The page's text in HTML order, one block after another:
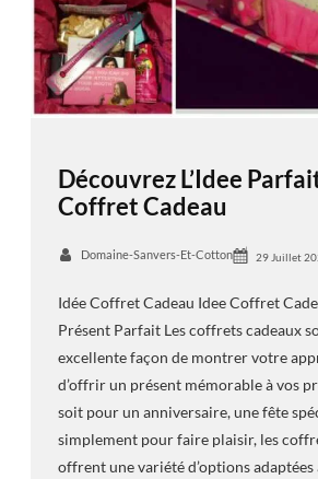
Découvrez L’Idee
Coffret Cadeau
Domaine-Sanvers-Et-Cotton 29 Juillet
Idée Coffret Cadeau Idee Coffret
Présent Parfait Les coffrets cadeaux
excellente façon de montrer votre
d’offrir un présent mémorable à vos
soit pour un anniversaire, une fête
simplement pour faire plaisir, les
offrent une variété d’options adaptées